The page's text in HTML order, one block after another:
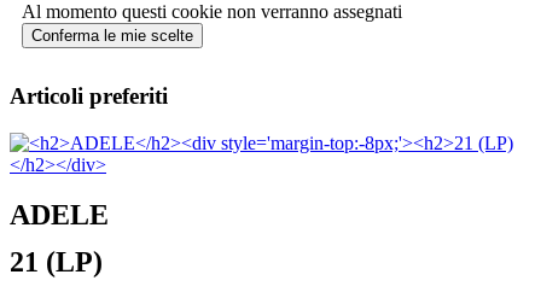
Al momento questi cookie non verranno assegnati
Conferma le mie scelte
Articoli preferiti
ADELE
21 (LP)